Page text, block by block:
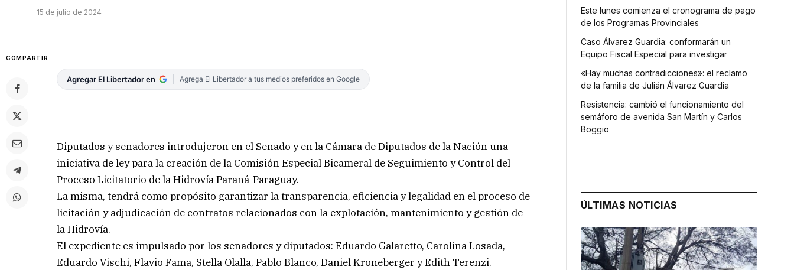
15 de julio de 2024
COMPARTIR
Agregar El Libertador en Agrega El Libertador a tus medios preferidos en Google
Diputados y senadores introdujeron en el Senado y en la Cámara de Diputados de la Nación una
iniciativa de ley para la creación de la Comisión Especial Bicameral de Seguimiento y Control del
Proceso Licitatorio de la Hidrovía Paraná-Paraguay.
La misma, tendrá como propósito garantizar la transparencia, eficiencia y legalidad en el proceso de
licitación y adjudicación de contratos relacionados con la explotación, mantenimiento y gestión de
la Hidrovía.
El expediente es impulsado por los senadores y diputados: Eduardo Galaretto, Carolina Losada,
Eduardo Vischi, Flavio Fama, Stella Olalla, Pablo Blanco, Daniel Kroneberger y Edith Terenzi.
Este lunes comienza el cronograma de pago
de los Programas Provinciales
Caso Álvarez Guardia: conformarán un
Equipo Fiscal Especial para investigar
«Hay muchas contradicciones»: el reclamo
de la familia de Julián Álvarez Guardia
Resistencia: cambió el funcionamiento del
semáforo de avenida San Martín y Carlos
Boggio
ÚLTIMAS NOTICIAS